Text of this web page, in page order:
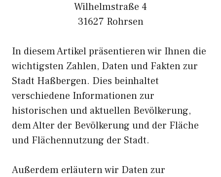
Wilhelmstraße 4
31627 Rohrsen
In diesem Artikel präsentieren wir Ihnen die
wichtigsten Zahlen, Daten und Fakten zur
Stadt Haßbergen. Dies beinhaltet
verschiedene Informationen zur
historischen und aktuellen Bevölkerung,
dem Alter der Bevölkerung und der Fläche
und Flächennutzung der Stadt.
Außerdem erläutern wir Daten zur